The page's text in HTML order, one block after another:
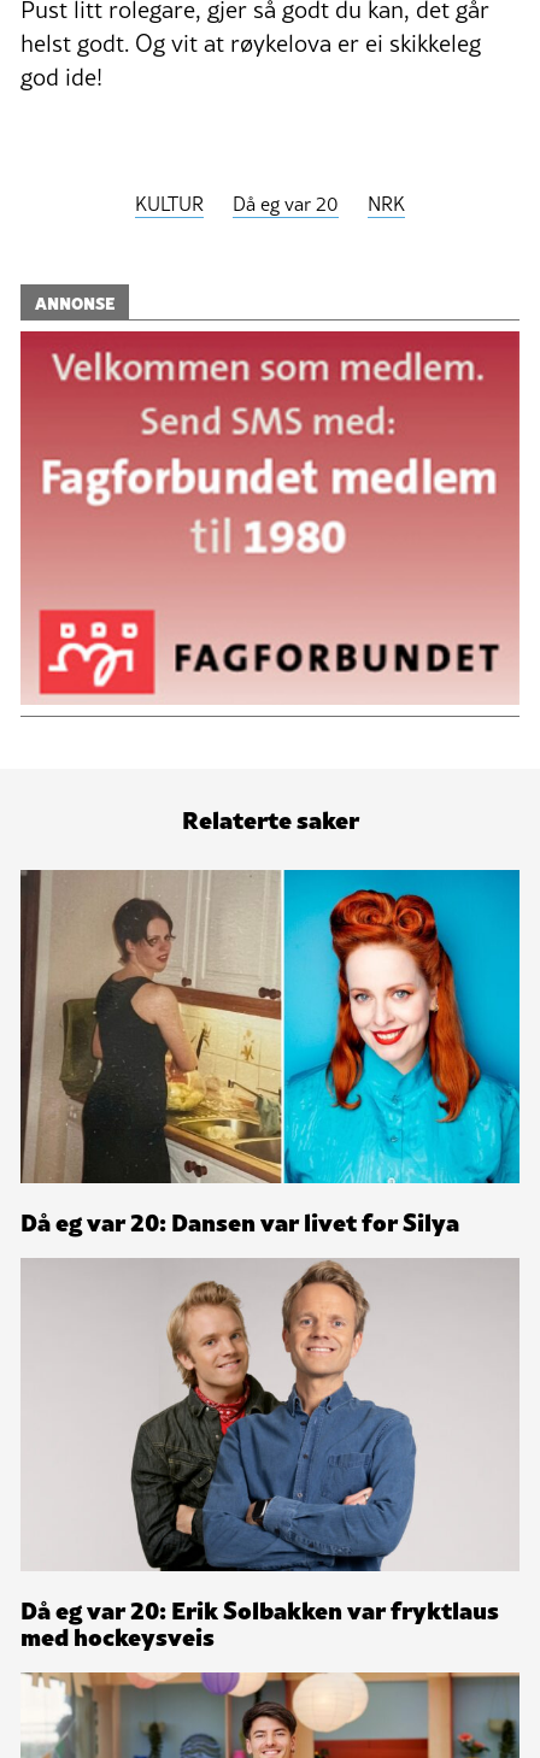
Pust litt rolegare, gjer så godt du kan, det går
helst godt. Og vit at røykelova er ei skikkeleg
god ide!
KULTUR Då eg var 20 NRK
ANNONSE
Relaterte saker
Då eg var 20: Dansen var livet for Silya
Då eg var 20: Erik Solbakken var fryktlaus
med hockeysveis